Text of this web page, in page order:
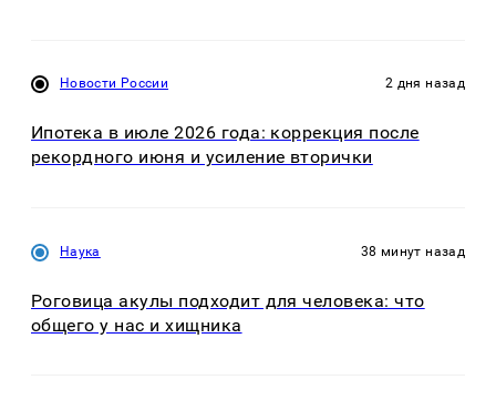
Новости России 2 дня назад
Ипотека в июле 2026 года: коррекция после
рекордного июня и усиление вторички
Наука 38 минут назад
Роговица акулы подходит для человека: что
общего у нас и хищника